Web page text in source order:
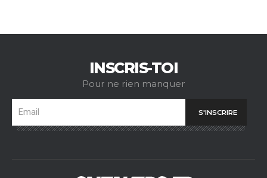
INSCRIS-TOI
Pour ne rien manquer